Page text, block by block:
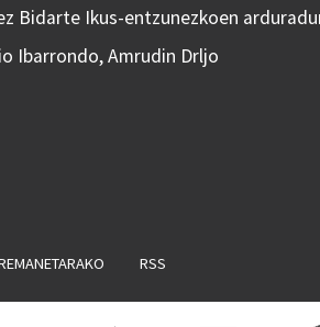
Bidarte Ikus-entzunezkoen
Ibarrondo, Amrudin Drljo
RSS